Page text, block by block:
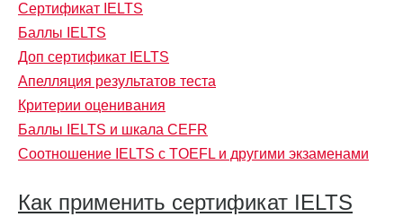
Сертификат IELTS
Баллы IELTS
Доп сертификат IELTS
Апелляция результатов теста
Критерии оценивания
Баллы IELTS и шкала CEFR
Соотношение IELTS с TOEFL и другими экзаменами
Как применить сертификат IELTS